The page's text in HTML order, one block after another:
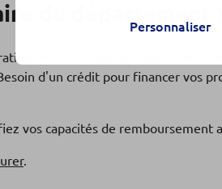
du département
en cours ? Rendez-vous dans
d'un crédit pour financer vos
vos capacités de remboursement
.
Personnaliser